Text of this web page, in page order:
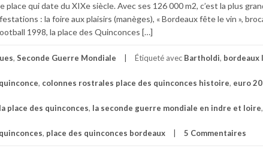
qui date du XIXe siècle. Avec ses 126 000 m2, c’est la plus
: la foire aux plaisirs (manèges), « Bordeaux fête le vin »,
1998, la place des Quinconces […]
, Seconde Guerre Mondiale Étiqueté avec Bartholdi, bordeaux
, colonnes rostrales place des quinconces histoire, euro
la place des quinconces, la seconde guerre mondiale en indre et loire,
, place des quinconces bordeaux 5 Commentaires